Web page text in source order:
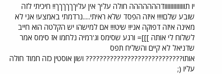
יו תוווווווווווווודההההההה חולה עליך אין עליךךךךךך!! חיכיתי לזה
שובע שלם!!!! איזה הפסד שלא ראיתי.....נרדמתי באמצע! אני לא
מאינה איזה דפוקה אני!! שיט!!! אם למישהו יש הקלטה הוא חייב
לשלוח לי אותה ]]]= ורגע שסימס וג'רמיה נלחמו אז סימס אמר
שדניאל לא קיים והשליח תפס
אותו???????????????????????????? ושון אוסטין כזה חמוד חולה
עליו (;